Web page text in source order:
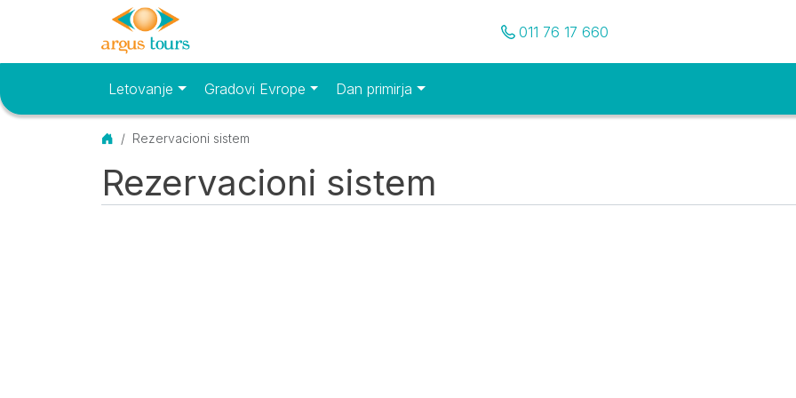
Pozovite nas
011 76 17 660
Osnovni meniLetovanje Gradovi Evrope Dan primirja
Početna
Rezervacioni sistem
Rezervacioni sistem